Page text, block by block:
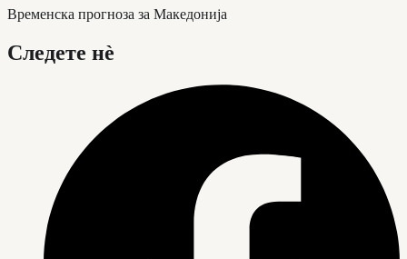
Временска прогноза за Македонија
Следете нè